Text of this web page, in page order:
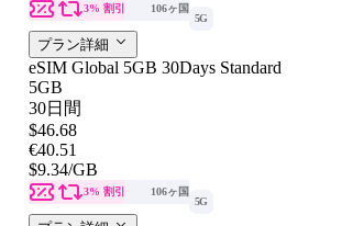
3% 割引
106ヶ国
5G
プラン詳細
eSIM Global 5GB 30Days Standard
5GB
30日間
$46.68
€40.51
$9.34/GB
3% 割引
106ヶ国
5G